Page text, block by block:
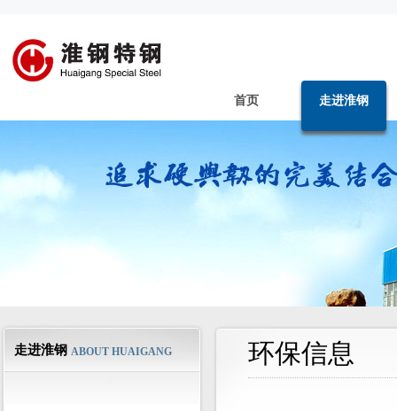
首页 走进淮钢
走进淮钢 ABOUT HUAIGANG 环保信息